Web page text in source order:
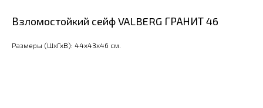
Взломостойкий сейф VALBERG ГРАНИТ 46
Размеры (ШхГхВ): 44x43x46 см.